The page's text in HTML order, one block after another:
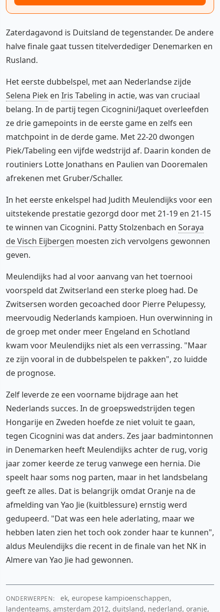
Zaterdagavond is Duitsland de tegenstander. De andere
halve finale gaat tussen titelverdediger Denemarken en
Rusland.
Het eerste dubbelspel, met aan Nederlandse zijde
Selena Piek en Iris Tabeling in actie, was van cruciaal
belang. In de partij tegen Cicognini/Jaquet overleefden
ze drie gamepoints in de eerste game en zelfs een
matchpoint in de derde game. Met 22-20 dwongen
Piek/Tabeling een vijfde wedstrijd af. Daarin konden de
routiniers Lotte Jonathans en Paulien van Dooremalen
afrekenen met Gruber/Schaller.
In het eerste enkelspel had Judith Meulendijks voor een
uitstekende prestatie gezorgd door met 21-19 en 21-15
te winnen van Cicognini. Patty Stolzenbach en Soraya
de Visch Eijbergen moesten zich vervolgens gewonnen
geven.
Meulendijks had al voor aanvang van het toernooi
voorspeld dat Zwitserland een sterke ploeg had. De
Zwitsersen worden gecoached door Pierre Pelupessy,
meervoudig Nederlands kampioen. Hun overwinning in
de groep met onder meer Engeland en Schotland
kwam voor Meulendijks niet als een verrassing. "Maar
ze zijn vooral in de dubbelspelen te pakken", zo luidde
de prognose.
Zelf leverde ze een voorname bijdrage aan het
Nederlands succes. In de groepswedstrijden tegen
Hongarije en Zweden hoefde ze niet voluit te gaan,
tegen Cicognini was dat anders. Zes jaar badmintonnen
in Denemarken heeft Meulendijks achter de rug, vorig
jaar zomer keerde ze terug vanwege een hernia. Die
speelt haar soms nog parten, maar in het landsbelang
geeft ze alles. Dat is belangrijk omdat Oranje na de
afmelding van Yao Jie (kuitblessure) ernstig werd
gedupeerd. "Dat was een hele aderlating, maar we
hebben laten zien het toch ook zonder haar te kunnen",
aldus Meulendijks die recent in de finale van het NK in
Almere van Yao Jie had gewonnen.
ONDERWERPEN:
ek, europese kampioenschappen,
landenteams, amsterdam 2012, duitsland, nederland, oranje,